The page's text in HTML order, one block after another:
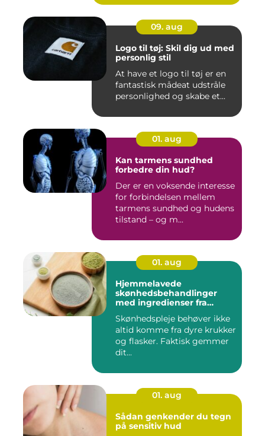
09. aug
Logo til tøj: Skil dig ud med
personlig stil
At have et logo til tøj er en
fantastisk mådeat udstråle
personlighed og skabe et...
01. aug
Kan tarmens sundhed
forbedre din hud?
Der er en voksende interesse
for forbindelsen mellem
tarmens sundhed og hudens
tilstand – og m...
01. aug
Hjemmelavede
skønhedsbehandlinger
med ingredienser fra
Skønhedspleje behøver ikke
altid komme fra dyre krukker
og flasker. Faktisk gemmer
dit...
01. aug
Sådan genkender du tegn
på sensitiv hud